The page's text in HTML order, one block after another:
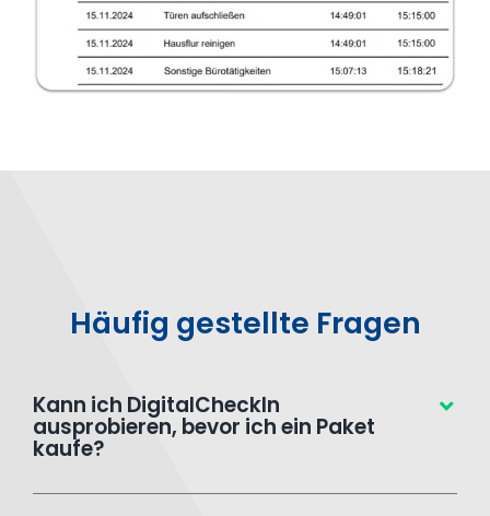
Häufig gestellte Fragen
Kann ich DigitalCheckIn
ausprobieren, bevor ich ein Paket
kaufe?